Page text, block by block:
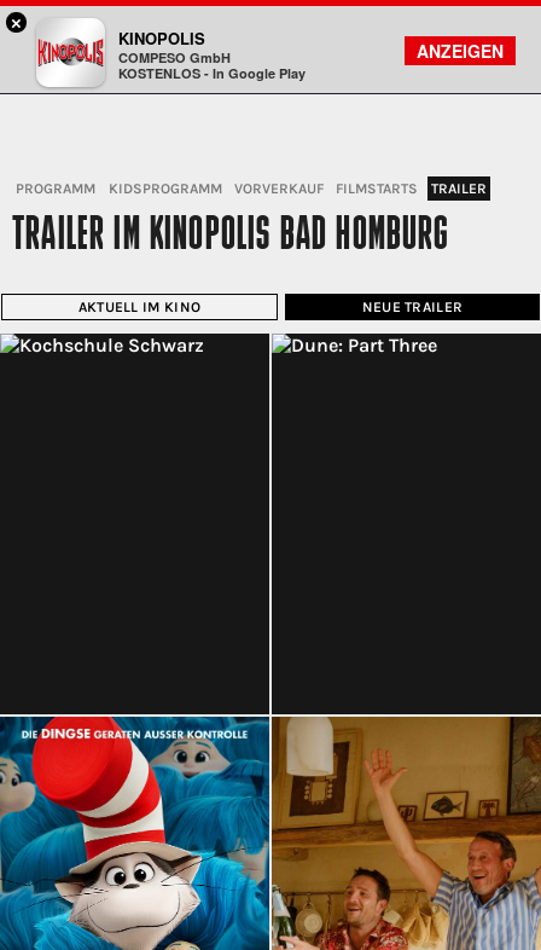
Kinopolis
FILMSUCHE
KONTO
PROGRAMM KIDSPROGRAMM VORVERKAUF FILMSTARTS TRAILER
TRAILER IM KINOPOLIS BAD HOMBURG
AKTUELL IM KINO NEUE TRAILER
×
KINOPOLIS
COMPESO GmbH
KOSTENLOS - In Google Play
ANZEIGEN